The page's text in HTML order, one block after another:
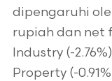
dipengaruhi
rupiah dan net
Industry (-
Property (-